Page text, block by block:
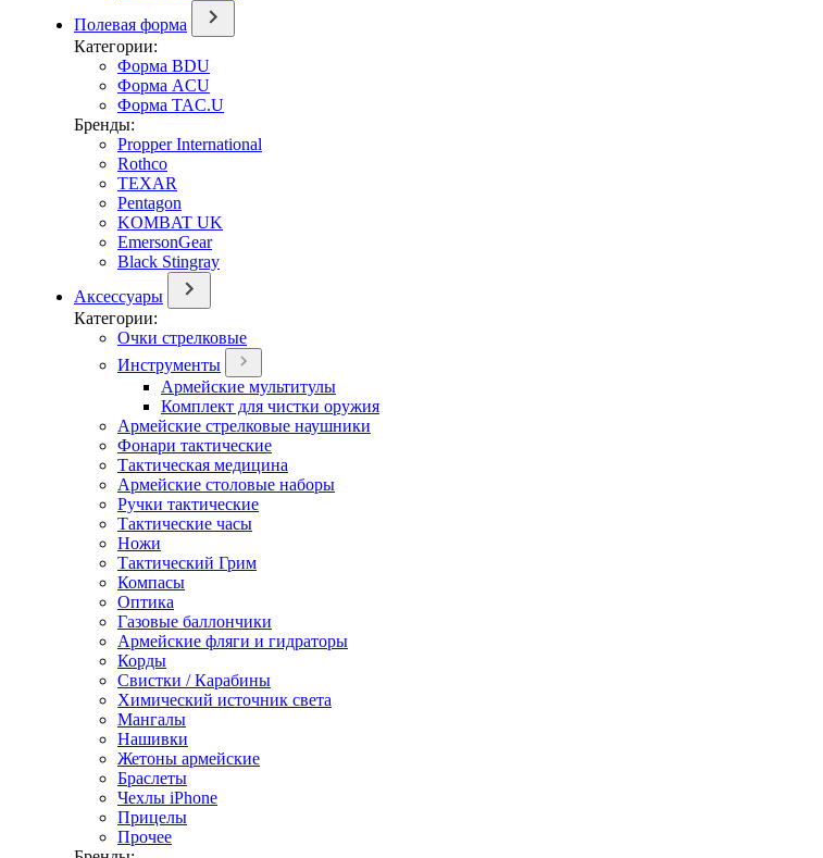
Полевая форма
Категории:
Форма BDU
Форма ACU
Форма TAC.U
Бренды:
Propper International
Rothco
TEXAR
Pentagon
KOMBAT UK
EmersonGear
Black Stingray
Аксессуары
Категории:
Очки стрелковые
Инструменты
Армейские мультитулы
Комплект для чистки оружия
Армейские стрелковые наушники
Фонари тактические
Тактическая медицина
Армейские столовые наборы
Ручки тактические
Тактические часы
Ножи
Тактический Грим
Компасы
Оптика
Газовые баллончики
Армейские фляги и гидраторы
Корды
Свистки / Карабины
Химический источник света
Мангалы
Нашивки
Жетоны армейские
Браслеты
Чехлы iPhone
Прицелы
Прочее